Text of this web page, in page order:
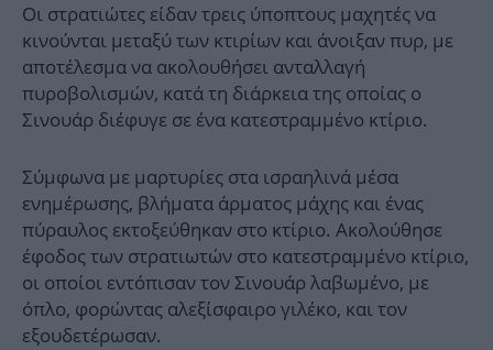
Οι στρατιώτες είδαν τρεις ύποπτους μαχητές να
κινούνται μεταξύ των κτιρίων και άνοιξαν πυρ, με
αποτέλεσμα να ακολουθήσει ανταλλαγή
πυροβολισμών, κατά τη διάρκεια της οποίας ο
Σινουάρ διέφυγε σε ένα κατεστραμμένο κτίριο.
Σύμφωνα με μαρτυρίες στα ισραηλινά μέσα
ενημέρωσης, βλήματα άρματος μάχης και ένας
πύραυλος εκτοξεύθηκαν στο κτίριο. Ακολούθησε
έφοδος των στρατιωτών στο κατεστραμμένο κτίριο,
οι οποίοι εντόπισαν τον Σινουάρ λαβωμένο, με
όπλο, φορώντας αλεξίσφαιρο γιλέκο, και τον
εξουδετέρωσαν.